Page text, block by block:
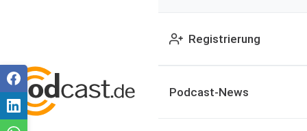
Registrierung
Podcast-News